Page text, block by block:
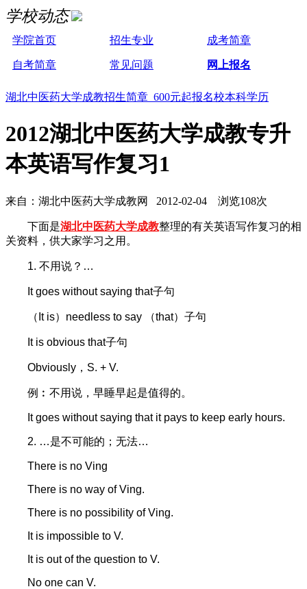
学校动态
学院首页 招生专业 成考简章
自考简章 常见问题 网上报名
湖北中医药大学成教招生简章 600元起报名校本科学历
2012湖北中医药大学成教专升
本英语写作复习1
来自：湖北中医药大学成教网 2012-02-04 浏览108次
下面是湖北中医药大学成教整理的有关英语写作复习的相
关资料，供大家学习之用。
1. 不用说？…
It goes without saying that子句
（It is）needless to say （that）子句
It is obvious that子句
Obviously，S. + V.
例︰不用说，早睡早起是值得的。
It goes without saying that it pays to keep early hours.
2. …是不可能的；无法…
There is no Ving
There is no way of Ving.
There is no possibility of Ving.
It is impossible to V.
It is out of the question to V.
No one can V.